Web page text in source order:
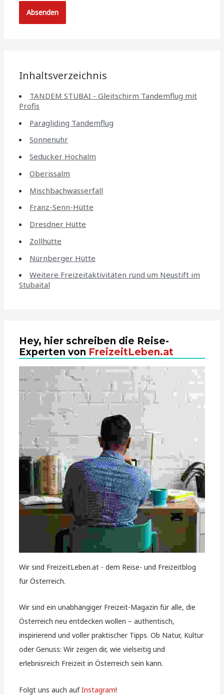
Inhaltsverzeichnis
TANDEM STUBAI - Gleitschirm Tandemflug mit
Profis
Paragliding Tandemflug
Sonnenuhr
Seducker Hochalm
Oberissalm
Mischbachwasserfall
Franz-Senn-Hütte
Dresdner Hütte
Zollhütte
Nürnberger Hütte
Weitere Freizeitaktivitäten rund um Neustift im
Stubaital
Hey, hier schreiben die Reise-
Experten von FreizeitLeben.at
Wir sind FreizeitLeben.at - dem Reise- und Freizeitblog
für Österreich.
Wir sind ein unabhängiger Freizeit-Magazin für alle, die
Österreich neu entdecken wollen – authentisch,
inspirierend und voller praktischer Tipps. Ob Natur, Kultur
oder Genuss: Wir zeigen dir, wie vielseitig und
erlebnisreich Freizeit in Österreich sein kann.
Folgt uns auch aufInstagram!